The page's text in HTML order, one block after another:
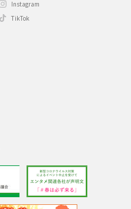
Instagram
TikTok